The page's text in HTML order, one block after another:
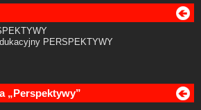
PERSPEKTYWY
„Perspektywy”